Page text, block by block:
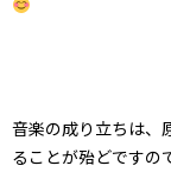
音楽の成り立ちは、
ることが殆どですの